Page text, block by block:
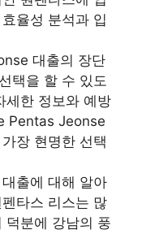
율성 분석과 입
대출의 장단
택을 할 수 있도
세한 정보와 예방
Pentas Jeonse
장 현명한 선택
출에 대해 알아
타스 리스는 많
덕분에 강남의 풍